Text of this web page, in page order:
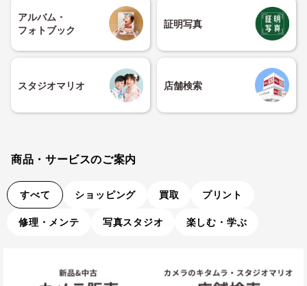
アルバム・
フォトブック
証明写真
スタジオマリオ 店舗検索
商品・サービスのご案内
すべて ショッピング 買取 プリント
修理・メンテ 写真スタジオ 楽しむ・学ぶ